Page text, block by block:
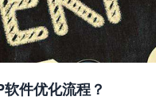
件优化流程？